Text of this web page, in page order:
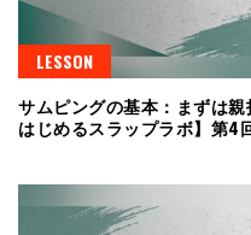
LESSON
サムピングの基本：まずは
はじめるスラップラボ】第4